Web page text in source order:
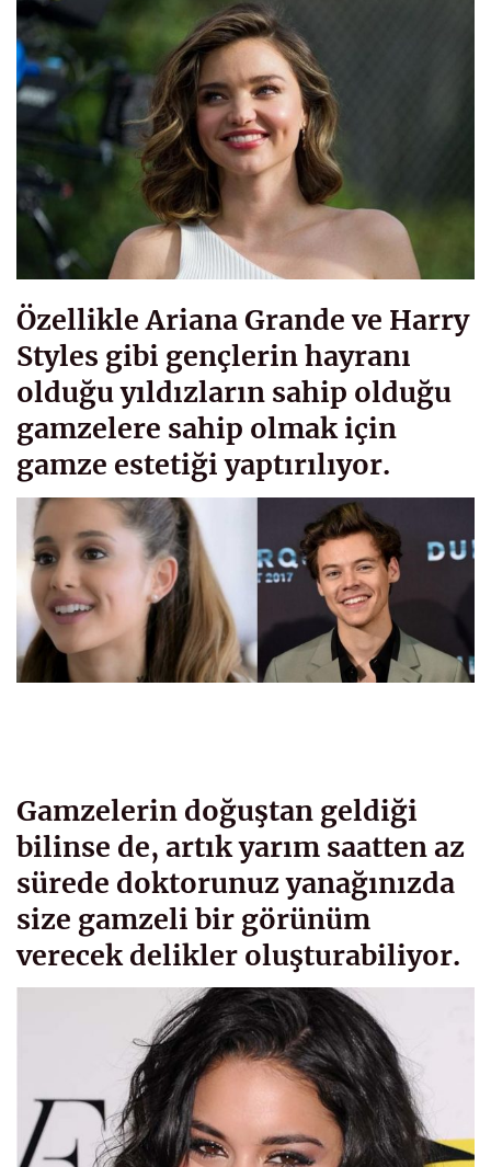
Özellikle Ariana Grande ve Harry
Styles gibi gençlerin hayranı
olduğu yıldızların sahip olduğu
gamzelere sahip olmak için
gamze estetiği yaptırılıyor.
Gamzelerin doğuştan geldiği
bilinse de, artık yarım saatten az
sürede doktorunuz yanağınızda
size gamzeli bir görünüm
verecek delikler oluşturabiliyor.